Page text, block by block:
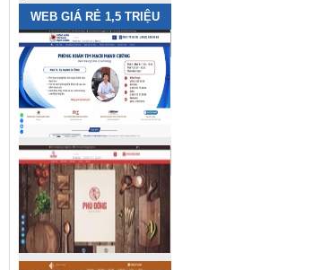
WEB GIÁ RẺ 1,5 TRIỆU